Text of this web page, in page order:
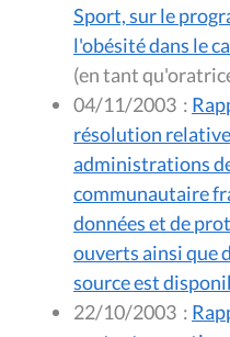
Sport, sur le
l'obésité dans le
(en tant
04/11/2003 :
résolution
administrations
communautaire
données et de
ouverts ainsi que
source est
22/10/2003 :